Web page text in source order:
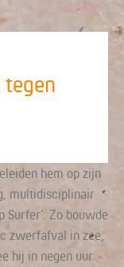
tegen
hem op zijn
multidisciplinair
Surfer’. Zo bouwde
zwerfafval in zee,
hij in negen uur